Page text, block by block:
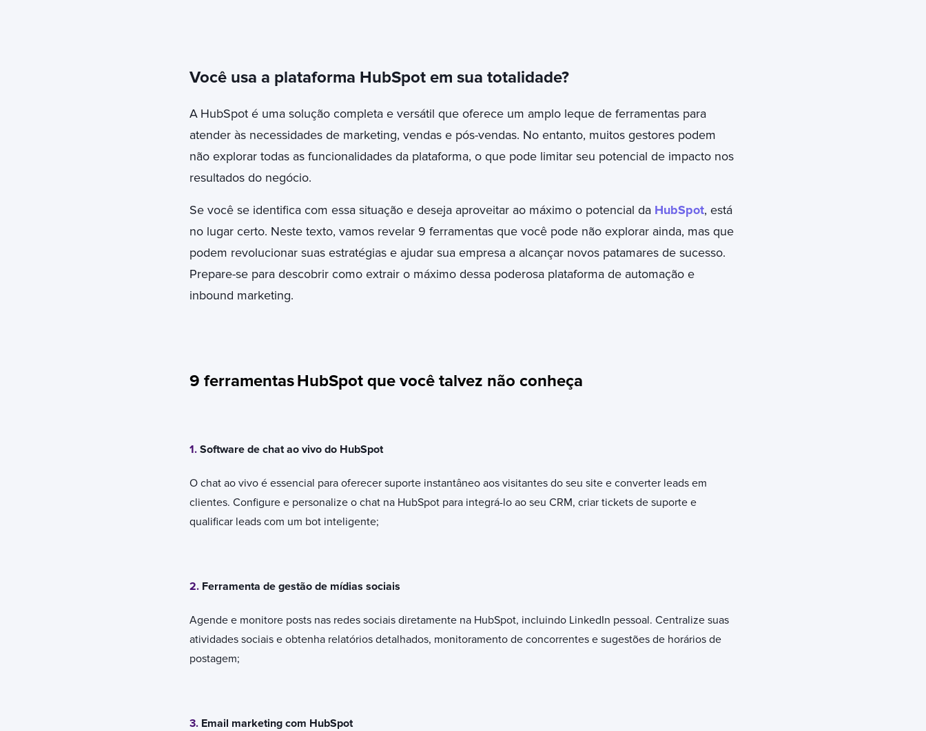
Você usa a plataforma HubSpot em sua totalidade?
A HubSpot é uma solução completa e versátil que oferece um amplo leque de ferramentas para
atender às necessidades de marketing, vendas e pós-vendas. No entanto, muitos gestores podem
não explorar todas as funcionalidades da plataforma, o que pode limitar seu potencial de impacto nos
resultados do negócio.
Se você se identifica com essa situação e deseja aproveitar ao máximo o potencial da HubSpot, está
no lugar certo. Neste texto, vamos revelar 9 ferramentas que você pode não explorar ainda, mas que
podem revolucionar suas estratégias e ajudar sua empresa a alcançar novos patamares de sucesso.
Prepare-se para descobrir como extrair o máximo dessa poderosa plataforma de automação e
inbound marketing.
9 ferramentasHubSpot que você talvez não conheça
1. Software de chat ao vivo do HubSpot
O chat ao vivo é essencial para oferecer suporte instantâneo aos visitantes do seu site e converter leads em
clientes. Configure e personalize o chat na HubSpot para integrá-lo ao seu CRM, criar tickets de suporte e
qualificar leads com um bot inteligente;
2.Ferramenta de gestão de mídias sociais
Agende e monitore posts nas redes sociais diretamente na HubSpot, incluindo LinkedIn pessoal. Centralize suas
atividades sociais e obtenha relatórios detalhados, monitoramento de concorrentes e sugestões de horários de
postagem;
3.Email marketing com HubSpot